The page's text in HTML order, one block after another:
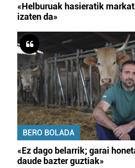
«Helburuak hasieratik
izaten da»
BERO BOLADA
«Ez dago belarrik; garai
daude bazter guztiak»